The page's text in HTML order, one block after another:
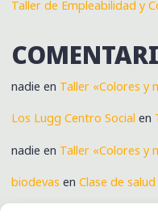
Taller de Empleabilidad y
nadie en Taller «Colores y
Los Lugg Centro Social en
nadie en Taller «Colores y
biodevas enClase de